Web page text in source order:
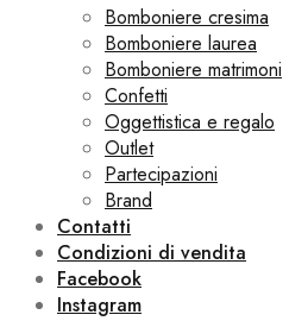
Bomboniere cresima
Bomboniere laurea
Bomboniere matrimoni
Confetti
Oggettistica e regalo
Outlet
Partecipazioni
Brand
Contatti
Condizioni di vendita
Facebook
Instagram